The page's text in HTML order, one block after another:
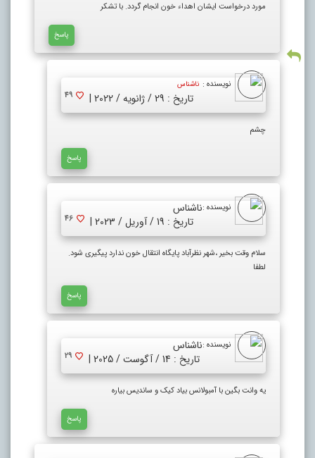
مورد درخواست ایشان اهداء خون انجام گردد. با تشکر
پاسخ
نویسنده : ناشناس
تاریخ : 29 / ژانویه / 2022 | 49
چشم
پاسخ
نویسنده :ناشناس
تاریخ : 19 / آوریل / 2023 |
46
سلام وقت بخیر ،شهر نظرآباد پایگاه انتقال خون ندارد پیگیری شود.
لطفا
پاسخ
نویسنده :ناشناس
تاریخ : 14 / آگوست / 2025 |
29
یه وانت بگین با آمبولانس بیاد کیک و ساندیس بیاره
پاسخ